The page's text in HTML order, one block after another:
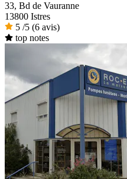
33, Bd de Vauranne
13800 Istres
5 /5 (6 avis)
top notes